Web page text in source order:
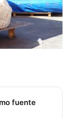
fuente